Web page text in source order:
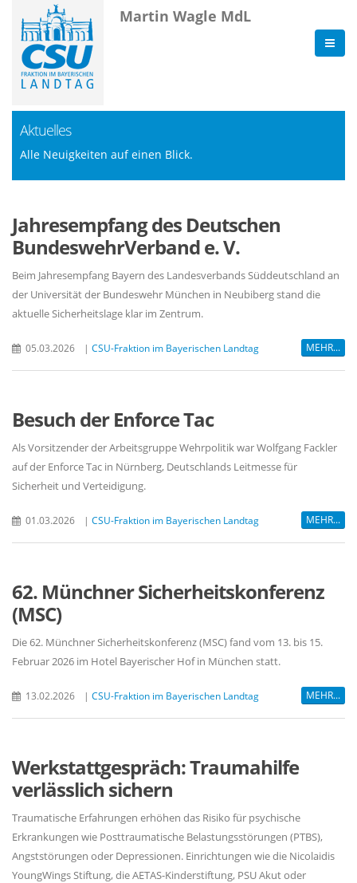
Martin Wagle MdL
Aktuelles
Alle Neuigkeiten auf einen Blick.
Jahresempfang des Deutschen
BundeswehrVerband e. V.
Beim Jahresempfang Bayern des Landesverbands Süddeutschland an
der Universität der Bundeswehr München in Neubiberg stand die
aktuelle Sicherheitslage klar im Zentrum.
05.03.2026 | CSU-Fraktion im Bayerischen Landtag MEHR...
Besuch der Enforce Tac
Als Vorsitzender der Arbeitsgruppe Wehrpolitik war Wolfgang Fackler
auf der Enforce Tac in Nürnberg, Deutschlands Leitmesse für
Sicherheit und Verteidigung.
01.03.2026 | CSU-Fraktion im Bayerischen Landtag MEHR...
62. Münchner Sicherheitskonferenz
(MSC)
Die 62. Münchner Sicherheitskonferenz (MSC) fand vom 13. bis 15.
Februar 2026 im Hotel Bayerischer Hof in München statt.
13.02.2026 | CSU-Fraktion im Bayerischen Landtag MEHR...
Werkstattgespräch: Traumahilfe
verlässlich sichern
Traumatische Erfahrungen erhöhen das Risiko für psychische
Erkrankungen wie Posttraumatische Belastungsstörungen (PTBS),
Angststörungen oder Depressionen. Einrichtungen wie die Nicolaidis
YoungWings Stiftung, die AETAS-Kinderstiftung, PSU Akut oder